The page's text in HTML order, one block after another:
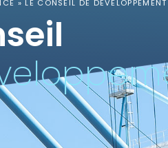
» LE CONSEIL DE DÉVELOPPEMENT